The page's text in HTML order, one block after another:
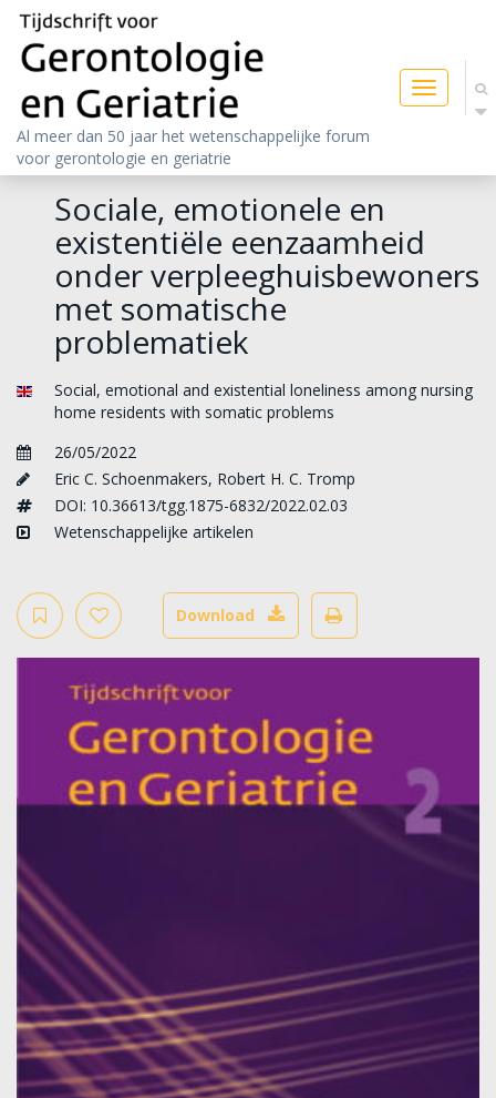
Toggle
navigation
Al meer dan 50 jaar het wetenschappelijke forum
voor gerontologie en geriatrie
Sociale, emotionele en
existentiële eenzaamheid
onder verpleeghuisbewoners
met somatische
problematiek
Social, emotional and existential loneliness among nursing
home residents with somatic problems
26/05/2022
Eric C. Schoenmakers, Robert H. C. Tromp
DOI: 10.36613/tgg.1875-6832/2022.02.03
Wetenschappelijke artikelen
Download